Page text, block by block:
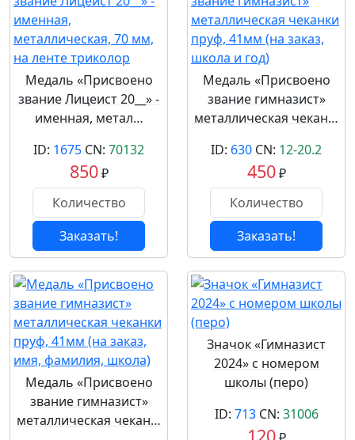
Медаль «Присвоено
звание Лицеист 20__» -
именная, метал…
ID: 1675 CN: 70132
850₽
Заказать!
Медаль «Присвоено
звание гимназист»
металлическая чекан…
ID: 630 CN: 12-20.2
450₽
Заказать!
Медаль «Присвоено
звание гимназист»
металлическая чекан…
Значок «Гимназист
2024» с номером
школы (перо)
ID: 713CN: 31006